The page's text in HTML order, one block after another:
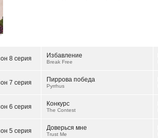
8 серия Избавление
Break Free
7 серия Пиррова победа
Pyrrhus
6 серия Конкурс
The Contest
5 серия Доверься мне
Trust Me